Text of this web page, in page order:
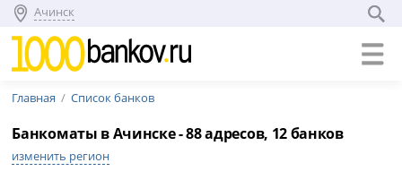
Ачинск
Главная Список банков
Банкоматы в Ачинске - 88 адресов, 12 банков
изменить регион